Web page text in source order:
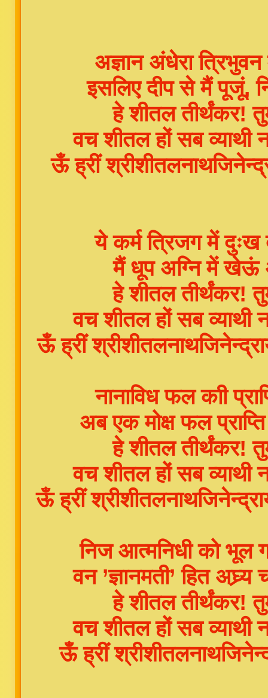
अज्ञान अंधेरा
इसलिए दीप से मैं पूजूं,
हे शीतल तीर्थंकर!
वच शीतल हों सब
ऊँ ह्रीं
ये कर्म त्रिजग में
मैं धूप अग्नि में खेऊं
हे शीतल तीर्थंकर!
वच शीतल हों सब
ऊँ ह्रीं
नानाविध फल काी
अब एक मोक्ष फल
हे शीतल तीर्थंकर!
वच शीतल हों सब
ऊँ ह्रीं
निज आत्मनिधी को भूल
वन ’ज्ञानमती’ हित
हे शीतल तीर्थंकर!
वच शीतल हों सब
ऊँ ह्रीं